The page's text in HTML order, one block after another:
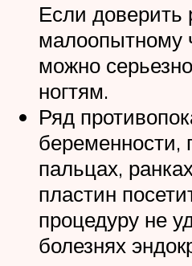
Если доверить
малоопытному
можно
ногтям.
Ряд
беременности,
пальцах,
пластин
процедуру не
болезнях